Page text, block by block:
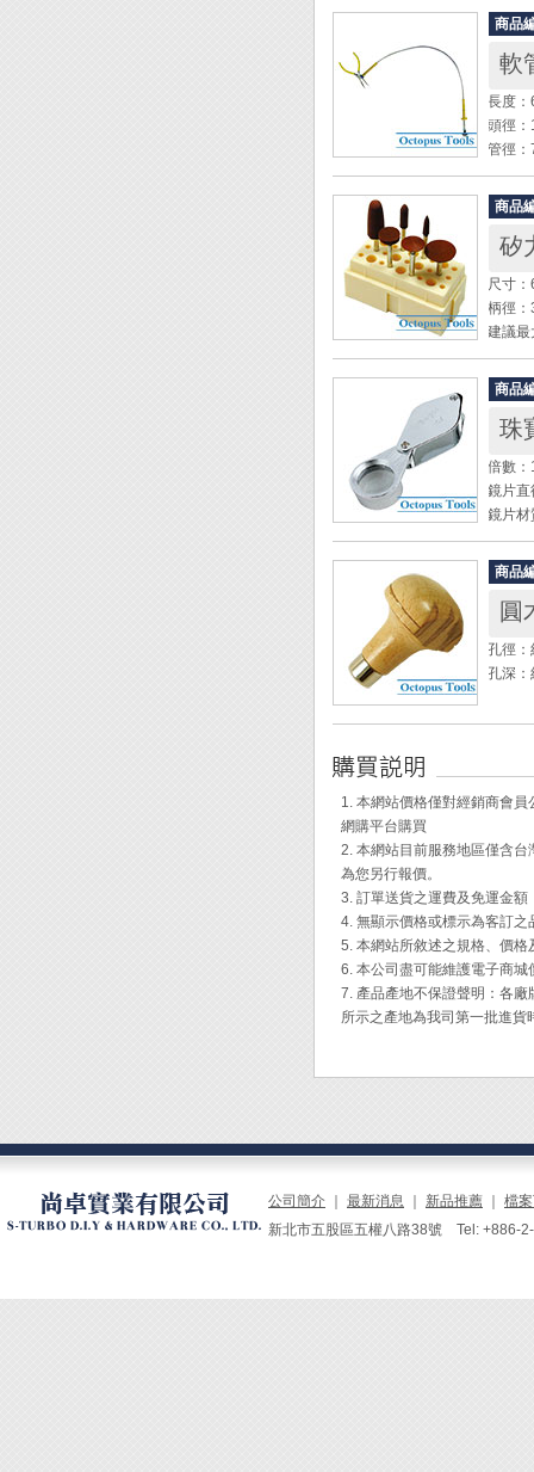
商品
軟
長度
頭徑
管徑
磁鐵
材質
◆ 頭
◆ 汽車
◆ 休閒
◆ 在水
◆ 鑰匙
商品
矽
尺寸
柄徑
建議
附PP
內容物
◎
◎
◎
◎
◎
商品
珠
倍數
鏡片
鏡片
全長
重量
◆ 用
商品
圓
孔徑
孔深
◆ 此圓
1. 本網站價格僅對經銷商會
網購平台購買
2. 本網站目前服務地區僅含
為您另行報價。
3. 訂單送貨之運費及免運金
4. 無顯示價格或標示為客訂
5. 本網站所敘述之規格、價
6. 本公司盡可能維護電子商
7. 產品產地不保證聲明：各
所示之產地為我司第一批進
公司簡介 最新消息 新品推薦
檔
新北市五股區五權八路38號 Tel: